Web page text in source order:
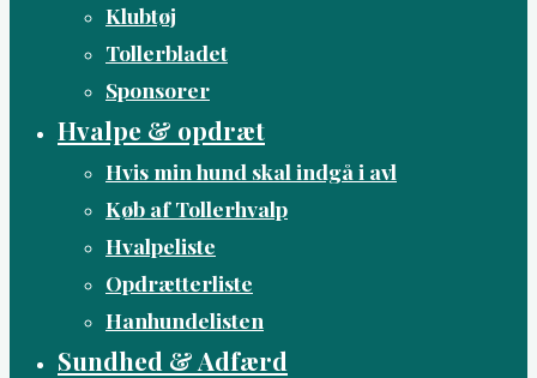
Klubtøj
Tollerbladet
Sponsorer
Hvalpe & opdræt
Hvis min hund skal indgå i avl
Køb af Tollerhvalp
Hvalpeliste
Opdrætterliste
Hanhundelisten
Sundhed & Adfærd